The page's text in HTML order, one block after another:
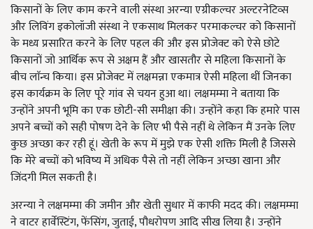
किसानों के लिए काम करने वाली संस्था अरन्या एग्रीकल्चर अल्टरनेटिव्स
और लिविंग इकोलॉजी संस्था ने एकसाथ मिलकर परमाकल्चर को किसानों
के मध्य प्रसारित करने के लिए पहल की और इस प्रोजेक्ट को ऐसे छोटे
किसानों जो आर्थिक रूप से अक्षम हैं और खासतौर से महिला किसानों के
बीच लाॅन्च किया। इस प्रोजेक्ट में लक्षमन्ना एकमात्र ऐसी महिला थीं जिनका
इस कार्यक्रम के लिए पूरे गांव से चयन हुआ था। लक्षमम्मा ने बताया कि
उन्होंने अपनी भूमि का एक छोटी-सी समीक्षा की। उन्होंने कहा कि हमारे पास
अपने बच्चों को सही पोषण देने के लिए भी पैसे नहीं थे लेकिन मैं उनके लिए
कुछ अच्छा कर रही हूं। खेती के रूप में मुझे एक ऐसी शक्ति मिली है जिससे
कि मेरे बच्चों को भविष्य में अधिक पैसे तो नहीं लेकिन अच्छा खाना और
जिंदगी मिल सकती है।
अरन्या ने लक्षमम्मा की जमीन और खेती सुधार में काफी मदद की। लक्षमम्मा
ने वाटर हार्वेस्टिंग, फेंसिंग, जुताई, पौधरोपण आदि सीख लिया है। उन्होंने